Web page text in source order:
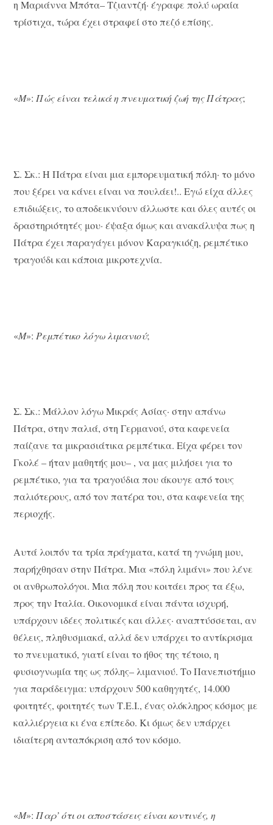
η Μαριάννα Μπότα– Τζιαντζή· έγραφε πολύ ωραία
τρίστιχα, τώρα έχει στραφεί στο πεζό επίσης.
«Μ»: Πώς είναι τελικά η πνευματική ζωή της Πάτρας;
Σ. Σκ.: Η Πάτρα είναι μια εμπορευματική πόλη· το μόνο
που ξέρει να κάνει είναι να πουλάει!.. Εγώ είχα άλλες
επιδιώξεις, το αποδεικνύουν άλλωστε και όλες αυτές οι
δραστηριότητές μου· έψαξα όμως και ανακάλυψα πως η
Πάτρα έχει παραγάγει μόνον Καραγκιόζη, ρεμπέτικο
τραγούδι και κάποια μικροτεχνία.
«Μ»: Ρεμπέτικο λόγω λιμανιού;
Σ. Σκ.: Μάλλον λόγω Μικράς Ασίας· στην απάνω
Πάτρα, στην παλιά, στη Γερμανού, στα καφενεία
παίζανε τα μικρασιάτικα ρεμπέτικα. Είχα φέρει τον
Γκολέ – ήταν μαθητής μου– , να μας μιλήσει για το
ρεμπέτικο, για τα τραγούδια που άκουγε από τους
παλιότερους, από τον πατέρα του, στα καφενεία της
περιοχής.
Αυτά λοιπόν τα τρία πράγματα, κατά τη γνώμη μου,
παρήχθησαν στην Πάτρα. Μια «πόλη λιμάνι» που λένε
οι ανθρωπολόγοι. Μια πόλη που κοιτάει προς τα έξω,
προς την Ιταλία. Οικονομικά είναι πάντα ισχυρή,
υπάρχουν ιδέες πολιτικές και άλλες· αναπτύσσεται, αν
θέλεις, πληθυσμιακά, αλλά δεν υπάρχει το αντίκρισμα
το πνευματικό, γιατί είναι το ήθος της τέτοιο, η
φυσιογνωμία της ως πόλης– λιμανιού. Το Πανεπιστήμιο
για παράδειγμα: υπάρχουν 500 καθηγητές, 14.000
φοιτητές, φοιτητές των Τ.Ε.Ι., ένας ολόκληρος κόσμος με
καλλιέργεια κι ένα επίπεδο. Κι όμως δεν υπάρχει
ιδιαίτερη ανταπόκριση από τον κόσμο.
«Μ»:Παρ’ ότι οι αποστάσεις είναι κοντινές, η